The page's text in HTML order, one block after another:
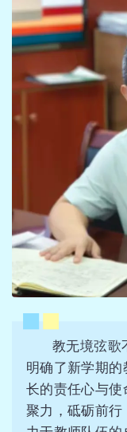
教无境弦歌不
明确了新学期
长的责任心与
聚力，砥砺前